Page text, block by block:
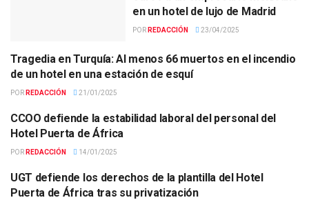
en un hotel de lujo de Madrid
POR REDACCIÓN 23/04/2025
ACTUALIDAD
Tragedia en Turquía: Al menos 66 muertos en el incendio
de un hotel en una estación de esquí
POR REDACCIÓN 21/01/2025
ACTUALIDAD
CCOO defiende la estabilidad laboral del personal del
Hotel Puerta de África
POR REDACCIÓN 14/01/2025
ACTUALIDAD
UGT defiende los derechos de la plantilla del Hotel
Puerta de África tras su privatización